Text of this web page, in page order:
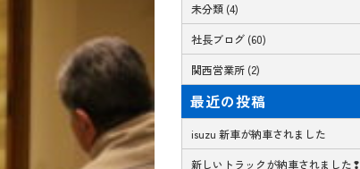
未分類 (4)
社長ブログ (60)
関西営業所 (2)
最近の投稿
isuzu 新車が納車されました
新しいトラックが納車されました❢